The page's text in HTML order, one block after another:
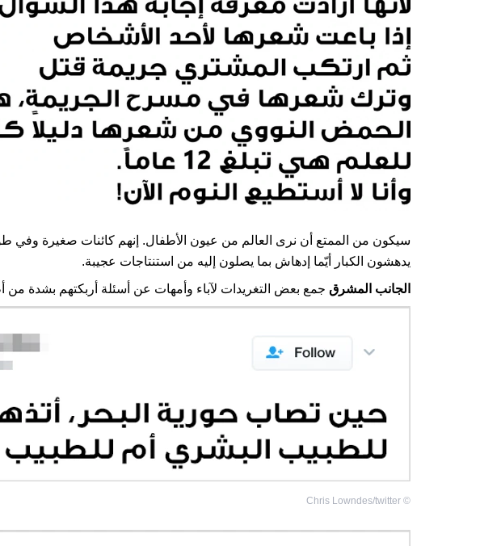
سيكون من الممتع أن نرى العالم من عيون الأطفال. إنهم كائنات صغيرة وفي
يدهشون الكبار أيّما إدهاش بما يصلون إليه من استنتاجات عجيبة.
الجانب المشرق جمع بعض التغريدات لآباء وأمهات عن أسئلة أربكتهم بشدة من
©
Chris Lowndes/twitter